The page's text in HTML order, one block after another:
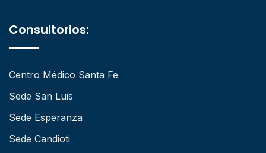
Consultorios:
Centro Médico Santa Fe
Sede San Luis
Sede Esperanza
Sede Candioti